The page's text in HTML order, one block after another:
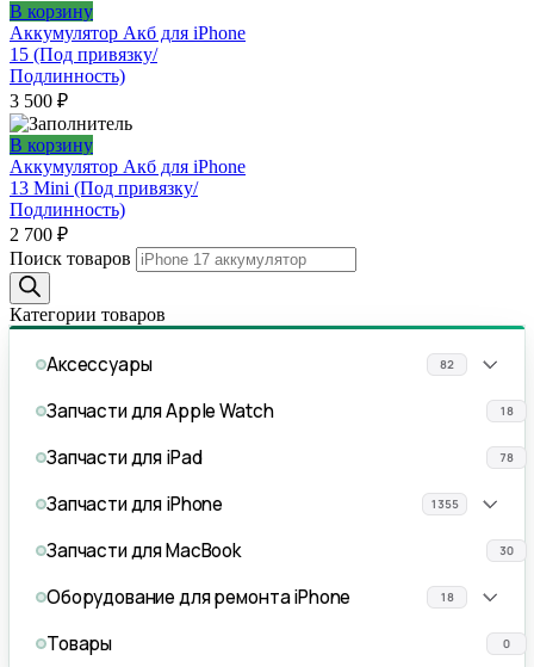
В корзину
Аккумулятор Акб для iPhone
15 (Под привязку/
Подлинность)
3 500 ₽
В корзину
Аккумулятор Акб для iPhone
13 Mini (Под привязку/
Подлинность)
2 700 ₽
Поиск товаров
Категории товаров
Аксессуары 82
Запчасти для Apple Watch 18
Запчасти для iPad 78
Запчасти для iPhone 1355
Запчасти для MacBook 30
Оборудование для ремонта iPhone 18
Товары 0